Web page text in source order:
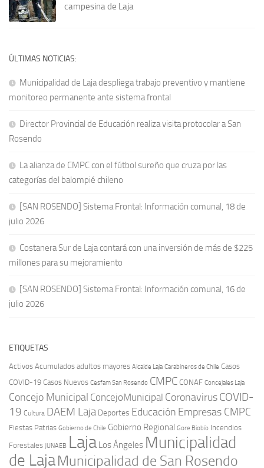
campesina de Laja
ÚLTIMAS NOTICIAS:
Municipalidad de Laja despliega trabajo preventivo y mantiene
monitoreo permanente ante sistema frontal
Director Provincial de Educación realiza visita protocolar a San
Rosendo
La alianza de CMPC con el fútbol sureño que cruza por las
categorías del balompié chileno
[SAN ROSENDO] Sistema Frontal: Información comunal, 18 de
julio 2026
Costanera Sur de Laja contará con una inversión de más de $225
millones para su mejoramiento
[SAN ROSENDO] Sistema Frontal: Información comunal, 16 de
julio 2026
ETIQUETAS
Activos Acumulados adultos mayores Alcalde Laja Carabineros de Chile Casos
COVID-19 Casos Nuevos Cesfam San Rosendo CMPC CONAF Concejales Laja
Concejo Municipal ConcejoMunicipal CoronavirusCOVID-
19 Cultura DAEM Laja Deportes Educación Empresas CMPC
Fiestas Patrias Gobierno de Chile Gobierno Regional Gore Biobío Incendios
Forestales JUNAEB Laja Los Ángeles Municipalidad
de LajaMunicipalidad de San Rosendo